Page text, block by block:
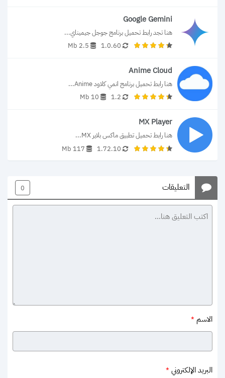
Google Gemini
هنا تجد رابط تحميل برنامج جوجل جيميناي...
1.0.60
2.5 Mb
Anime Cloud
هنا رابط تحميل برنامج انمي كلاود Anime...
1.2
10 Mb
MX Player
هنا رابط تحميل تطبيق ماكس بلاير MX...
1.72.10
117 Mb
التعليقات 0
الاسم *
البريد الإلكتروني *